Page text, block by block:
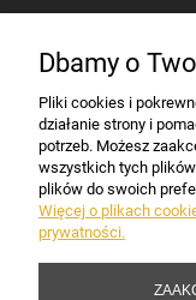
Dbamy o
Pliki cookies i
działanie strony i
potrzeb. Możesz
wszystkich tych
plików do swoich
Więcej o plikach
prywatności.